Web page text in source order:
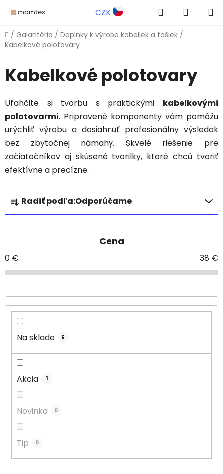
na
obsah
CZK Hľadať
KOŠÍK
Domov
/ Galantéria / Doplnky k výrobe kabeliek a tašiek /
Kabelkové polotovary
Kabelkové polotovary
Uľahčite si tvorbu s praktickými kabelkovými
polotovarmi. Pripravené komponenty vám pomôžu
urýchliť výrobu a dosiahnuť profesionálny výsledok
bez zbytočnej námahy. Skvelé riešenie pre
začiatočníkov aj skúsené tvorilky, ktoré chcú tvoriť
efektívne a precízne.
R
a
d
i
e
r
o
Radiť podľa:Odporúčame
Cena
0 € 38 €
Na sklade 5
Akcia 1
Novinka 0
Tip 0